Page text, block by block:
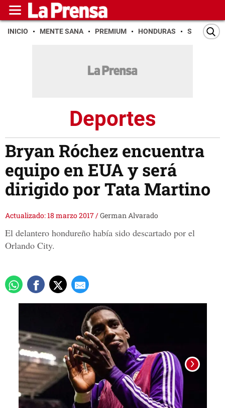
INICIO MENTE SANA PREMIUM HONDURAS SAN PEDRO
Deportes
Bryan Róchez encuentra
equipo en EUA y será
dirigido por Tata Martino
Actualizado: 18 marzo 2017/German Alvarado
El delantero hondureño había sido descartado por el
Orlando City.